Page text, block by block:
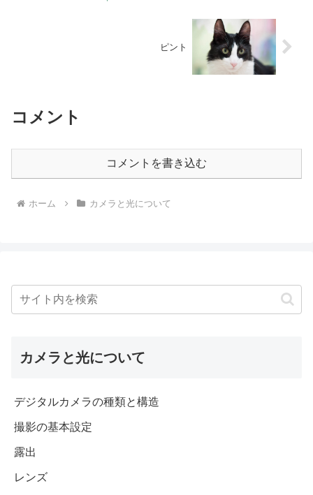
ピント
コメント
コメントを書き込む
ホーム カメラと光について
カメラと光について
デジタルカメラの種類と構造
撮影の基本設定
露出
レンズ